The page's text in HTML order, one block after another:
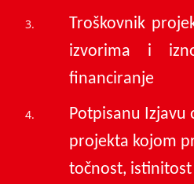
Troškovnik
izvorima i
financiranje
Potpisanu
projekta kojom
točnost,